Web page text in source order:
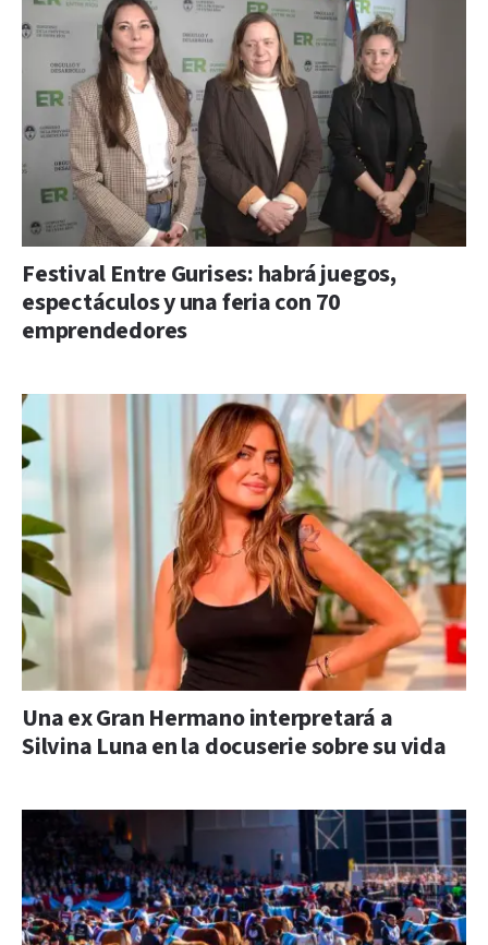
Festival Entre Gurises: habrá juegos,
espectáculos y una feria con 70
emprendedores
Una ex Gran Hermano interpretará a
Silvina Luna en la docuserie sobre su vida